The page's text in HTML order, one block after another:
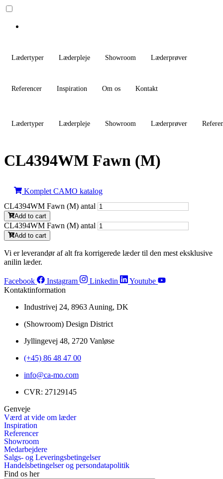
Lædertyper Læderpleje Showroom Læderprøver
Referencer Inspiration Om os Kontakt
Lædertyper Læderpleje Showroom Læderprøver
CL4394WM Fawn (M)
Komplet CAMO katalog
CL4394WM Fawn (M) antal
Add to cart
CL4394WM Fawn (M) antal
Add to cart
Vi er leverandør af alt fra korrigerede læder til den mest eksklusive
anilin læder.
Facebook Instagram Linkedin
Youtube
Kontaktinformation
Industrivej 24, 8963 Auning, DK
(Showroom) Design District
Jyllingevej 48, 2720 Vanløse
(+45) 86 48 47 00
info@ca-mo.com
CVR: 27129145
Genveje
Værd at vide om læder
Inspiration
Referencer
Showroom
Medarbejdere
Salgs- og Leveringsbetingelser
Handelsbetingelser og persondatapolitik
Find os her